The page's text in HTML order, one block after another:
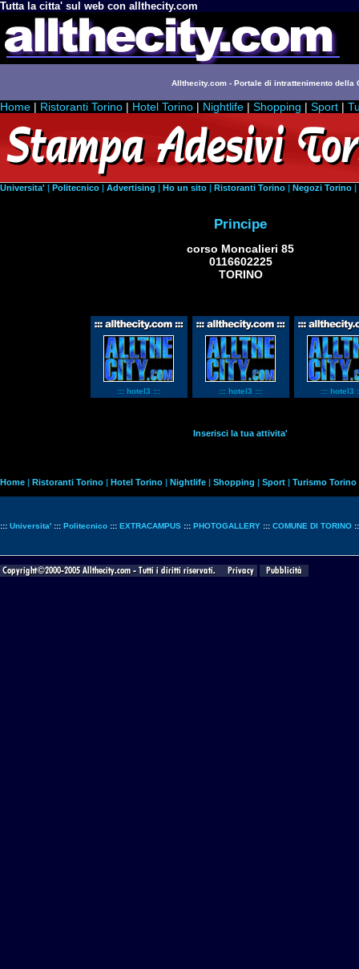
Tutta la citta' sul web con allthecity.com
Allthecity.com - Portale di intrattenimento della
Home | Ristoranti Torino | Hotel Torino | Nightlife | Shopping | Sport |
Universita' | Politecnico | Advertising | Ho un sito | Ristoranti Torino | Negozi Torino |
Principe
corso Moncalieri 85
0116602225
TORINO
::: hotel3 ::: ::: hotel3 ::: ::: hotel3
Inserisci la tua attivita'
Home | Ristoranti Torino | Hotel Torino | Nightlife | Shopping | Sport | Turismo Torino
::: Universita' ::: Politecnico ::: EXTRACAMPUS ::: PHOTOGALLERY ::: COMUNE DI TORINO